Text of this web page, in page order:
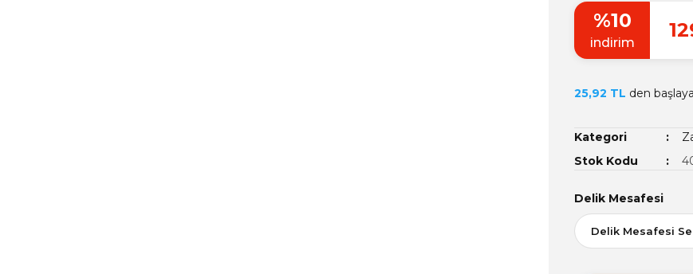
%10
indirim
25,92 TL den
Kategori
Stok Kodu
Delik Mesafesi